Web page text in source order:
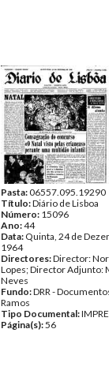
Pasta:06557.095.19290
Título:Diário de Lisboa
Número: 15096
Ano:44
Data: Quinta, 24 de
1964
Directores:Director:
Lopes; Director Adjunto:
Neves
Fundo:DRR -
Ramos
Tipo Documental:
Página(s):56